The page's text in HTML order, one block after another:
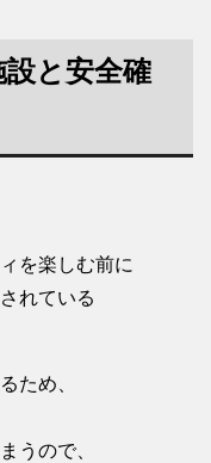
と安全確
を楽しむ前に
れている
ため、
うので、